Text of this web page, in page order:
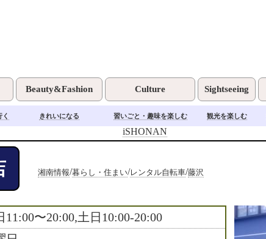
Beauty&Fashion Culture Sightseeing
きれいになる 習いごと・趣味を楽しむ 観光を楽しむ
iSHONAN
湘南情報/暮らし・住まい/レンタル自転車/藤沢
11:00〜20:00,土日10:00-20:00